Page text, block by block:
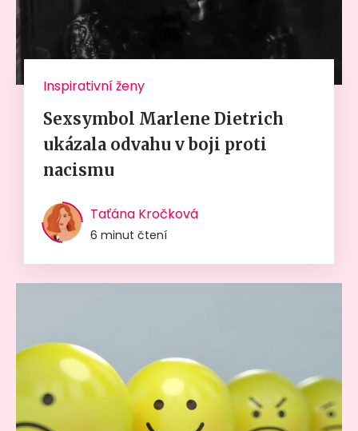
Inspirativní ženy
Sexsymbol Marlene Dietrich
ukázala odvahu v boji proti
nacismu
Taťána Kročková
6 minut čtení